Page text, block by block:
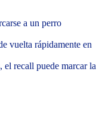
a un perro
vuelta rápidamente en
el recall puede marcar la